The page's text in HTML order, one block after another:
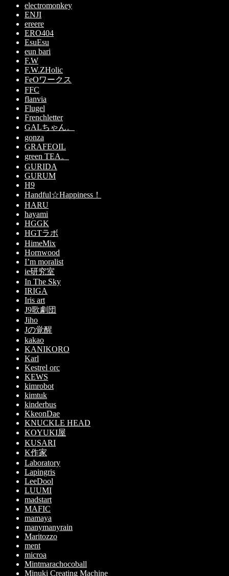
electromonkey
ENJI
ereere
ERO404
EsuEsu
eun bari
F.W
F.W.ZHolic
FeOワークス
FFC
flanvia
Flugel
Frenchletter
GALちゃん。
gonza
GRAFEOIL
green TEA。
GURIDA
GURUM
H9
Handful☆Happiness！
HARU
hayami
HGGK
HGTラボ
HimeMix
Hornwood
I’m moralist
ie研究室
In The Sky
IRIGA
Iris art
J9歌劇団
Jiho
Jの覚醒
kakao
KANIKORO
Karl
Kestrel orc
KEWS
kimrobot
kimtuk
kinderbus
KkeonDae
KNUCKLE HEAD
KOYUKI屋
KUSARI
K作家
Laboratory
Lapingris
LeeDool
LUUMI
madstart
MAFIC
mamaya
manymanyrain
Maritozzo
ment
microa
Mintmarachocoball
Minuki Creating Machine